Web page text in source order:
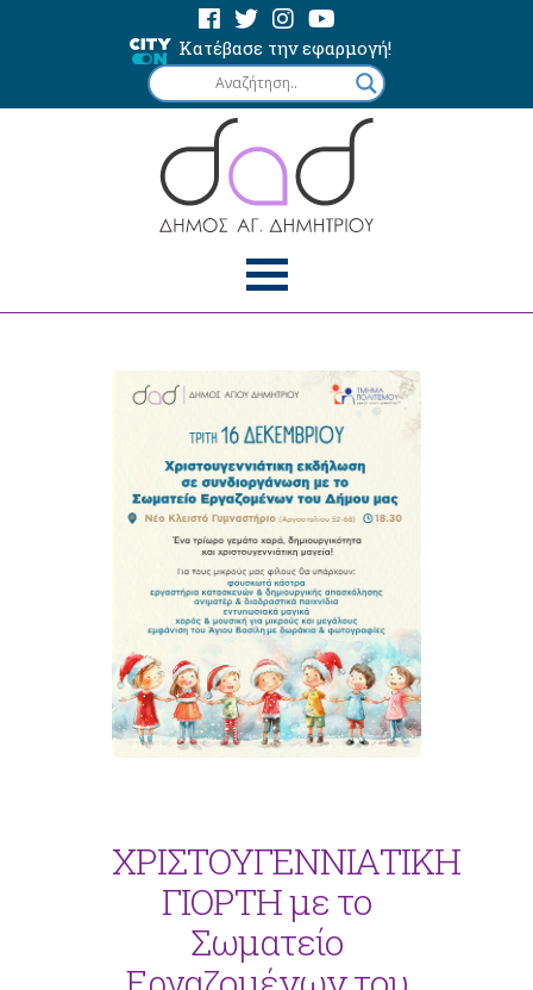
Κατέβασε την εφαρμογή!
ΧΡΙΣΤΟΥΓΕΝΝΙΑΤΙΚΗ
ΓΙΟΡΤΗ με το
Σωματείο